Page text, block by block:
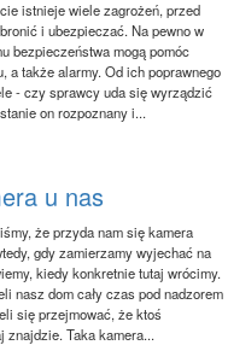
istnieje wiele zagrożeń, przed
i ubezpieczać. Na pewno w
bezpieczeństwa mogą pomóc
a także alarmy. Od ich poprawnego
- czy sprawcy uda się wyrządzić
on rozpoznany i...
u nas
że przyda nam się kamera
gdy zamierzamy wyjechać na
kiedy konkretnie tutaj wrócimy.
nasz dom cały czas pod nadzorem
się przejmować, że ktoś
znajdzie. Taka kamera...